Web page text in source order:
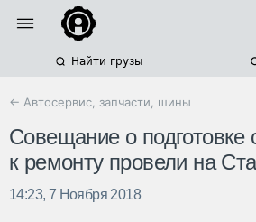
Найти грузы
← Автосервис, запчасти, шины
Совещание о подготовке
к ремонту провели на
14:23, 7 Ноября 2018